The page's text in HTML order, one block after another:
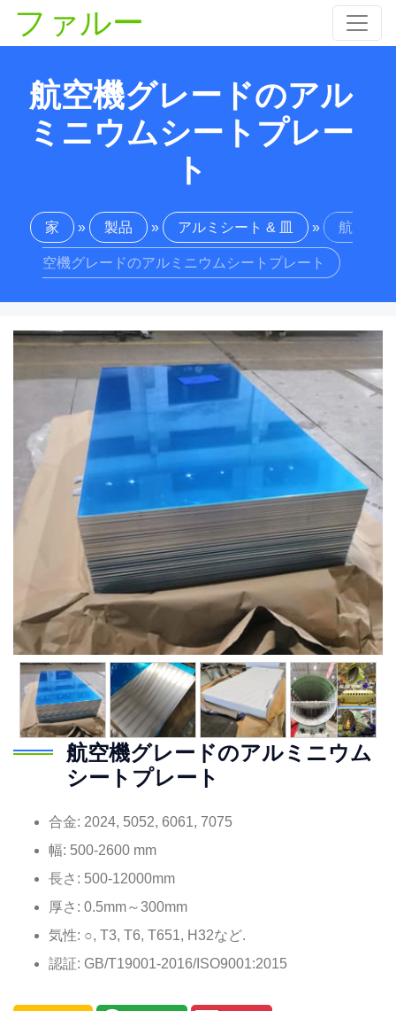
ファルー
航空機グレードのアル
ミニウムシートプレー
ト
家 » 製品 » アルミシート & 皿 » 航
空機グレードのアルミニウムシートプレート
航空機グレードのアルミニウム
シートプレート
合金: 2024, 5052, 6061, 7075
幅: 500-2600 mm
長さ: 500-12000mm
厚さ: 0.5mm～300mm
気性: ○, T3, T6, T651, H32など.
認証: GB/T19001-2016/ISO9001:2015